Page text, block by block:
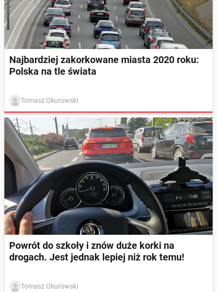
Najbardziej zakorkowane miasta 2020 roku:
Polska na tle świata
Tomasz Okurowski
Powrót do szkoły i znów duże korki na
drogach. Jest jednak lepiej niż rok temu!
Tomasz Okurowski